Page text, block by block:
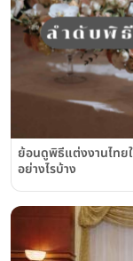
ย้อนดูพิธีแต่งงานไทย
อย่างไรบ้าง